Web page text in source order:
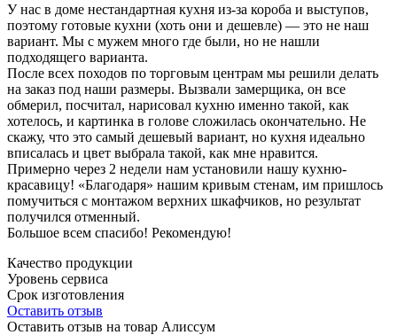
У нас в доме нестандартная кухня из-за короба и выступов,
поэтому готовые кухни (хоть они и дешевле) — это не наш
вариант. Мы с мужем много где были, но не нашли
подходящего варианта.
После всех походов по торговым центрам мы решили делать
на заказ под наши размеры. Вызвали замерщика, он все
обмерил, посчитал, нарисовал кухню именно такой, как
хотелось, и картинка в голове сложилась окончательно. Не
скажу, что это самый дешевый вариант, но кухня идеально
вписалась и цвет выбрала такой, как мне нравится.
Примерно через 2 недели нам установили нашу кухню-
красавицу! «Благодаря» нашим кривым стенам, им пришлось
помучиться с монтажом верхних шкафчиков, но результат
получился отменный.
Большое всем спасибо! Рекомендую!
Качество продукции
Уровень сервиса
Срок изготовления
Оставить отзыв
Оставить отзыв на товар Алиссум